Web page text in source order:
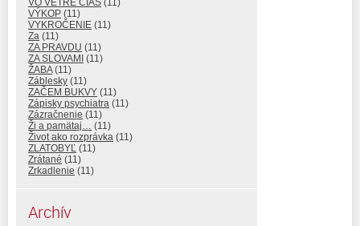
VO VETRE ČIAS (11)
VÝKOP (11)
VYKROČENIE (11)
Za (11)
ZA PRAVDU (11)
ZA SLOVAMI (11)
ŽABA(11)
Záblesky (11)
ZAČEM BUKVY (11)
Zápisky psychiatra (11)
Zázračnenie (11)
Ži a pamätaj… (11)
Život ako rozprávka (11)
ZLATOBYĽ (11)
Zrátané (11)
Zrkadlenie (11)
Archív